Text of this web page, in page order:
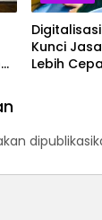
Kunci
Lebih